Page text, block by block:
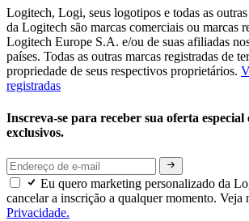
Logitech, Logi, seus logotipos e todas as
da Logitech são marcas comerciais ou marcas
Logitech Europe S.A. e/ou de suas afiliadas
países. Todas as outras marcas registradas de
propriedade de seus respectivos proprietários.
registradas
Inscreva-se para receber sua oferta especial
exclusivos.
Eu quero marketing personalizado da
cancelar a inscrição a qualquer momento. Veja
Privacidade.